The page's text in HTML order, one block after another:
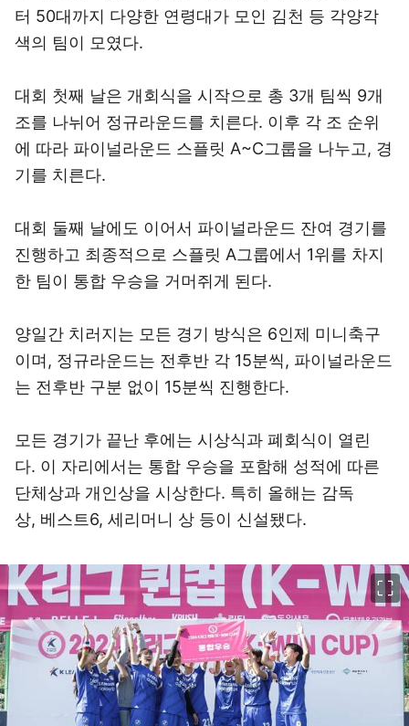
터 50대까지 다양한 연령대가 모인 김천 등 각양각
색의 팀이 모였다.
대회 첫째 날은 개회식을 시작으로 총 3개 팀씩 9개
조를 나뉘어 정규라운드를 치른다. 이후 각 조 순위
에 따라 파이널라운드 스플릿 A~C그룹을 나누고, 경
기를 치른다.
대회 둘째 날에도 이어서 파이널라운드 잔여 경기를
진행하고 최종적으로 스플릿 A그룹에서 1위를 차지
한 팀이 통합 우승을 거머쥐게 된다.
양일간 치러지는 모든 경기 방식은 6인제 미니축구
이며, 정규라운드는 전후반 각 15분씩, 파이널라운드
는 전후반 구분 없이 15분씩 진행한다.
모든 경기가 끝난 후에는 시상식과 폐회식이 열린
다. 이 자리에서는 통합 우승을 포함해 성적에 따른
단체상과 개인상을 시상한다. 특히 올해는 감독
상, 베스트6, 세리머니 상 등이 신설됐다.